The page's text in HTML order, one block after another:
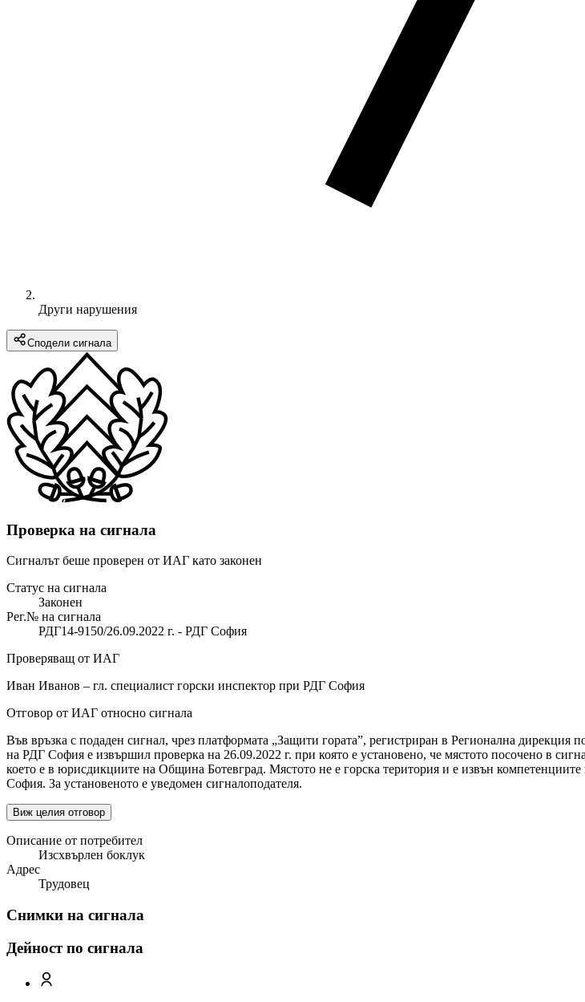
Други нарушения
Сподели сигнала
Проверка на сигнала
Сигналът беше проверен от ИАГ като законен
Статус на сигнала
Законен
Рег.№ на сигнала
РДГ14-9150/26.09.2022 г. - РДГ София
Проверяващ от ИАГ
Иван Иванов – гл. специалист горски инспектор при РДГ София
Отговор от ИАГ относно сигнала
Във връзка с подаден сигнал, чрез платформата „Защити гората”, регистриран в Регионална
на РДГ София е извършил проверка на 26.09.2022 г. при която е установено, че мястото посочено в
което е в юрисдикциите на Община Ботевград. Мястото не е горска територия и е извън
София. За установеното е уведомен сигналоподателя.
Виж целия отговор
Описание от потребител
Изсхвърлен боклук
Адрес
Трудовец
Снимки на сигнала
Дейност по сигнала